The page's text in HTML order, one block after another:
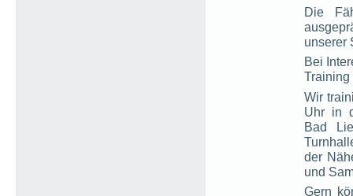
Die
unserer
Bei
Training
Wir
Uhr in
Bad
der
und
Gern